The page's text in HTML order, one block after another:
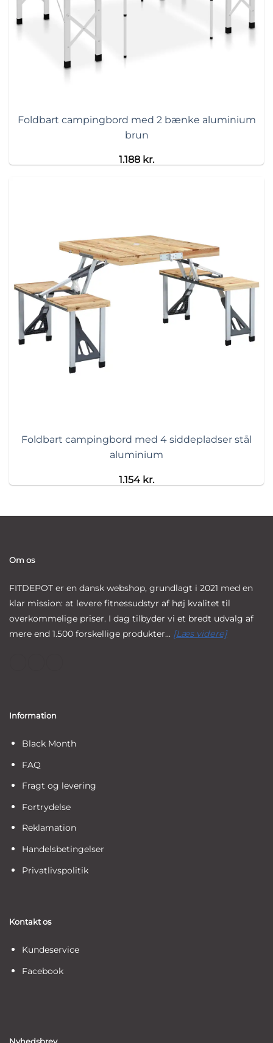
Foldbart campingbord med 2 bænke aluminium
brun
1.188 kr.
Foldbart campingbord med 4 siddepladser stål
aluminium
1.154 kr.
Om os
FITDEPOT er en dansk webshop, grundlagt i 2021 med en
klar mission: at levere fitnessudstyr af høj kvalitet til
overkommelige priser. I dag tilbyder vi et bredt udvalg af
mere end 1.500 forskellige produkter... [Læs videre]
Information
Black Month
FAQ
Fragt og levering
Fortrydelse
Reklamation
Handelsbetingelser
Privatlivspolitik
Kontakt os
Kundeservice
Facebook
Nyhedsbrev